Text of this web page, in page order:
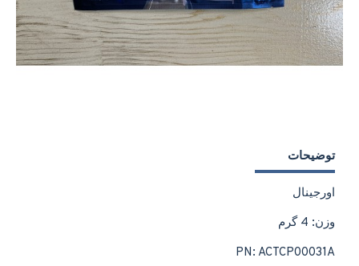
توضیحات
اورجینال
وزن: 4 گرم
PN: ACTCP00031A